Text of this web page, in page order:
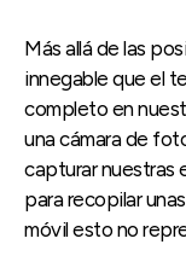
Más allá de las
innegable que el
completo en
una cámara de
capturar nuestras
para recopilar
móvil esto no